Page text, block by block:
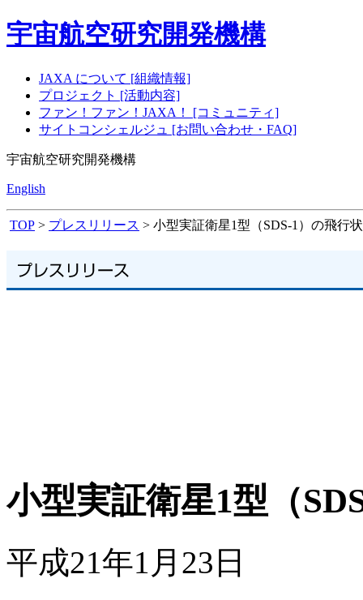
宇宙航空研究開発機構
JAXA について [組織情報]
プロジェクト [活動内容]
ファン！ファン！JAXA！ [コミュニティ]
サイトコンシェルジュ [お問い合わせ・FAQ]
宇宙航空研究開発機構
English
TOP > プレスリリース > 小型実証衛星1型（SDS-1）の飛行
小型実証衛星1型（
平成21年1月23日